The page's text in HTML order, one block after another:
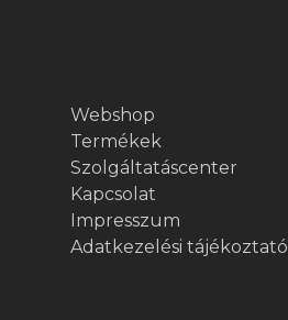
Webshop
Termékek
Szolgáltatáscenter
Kapcsolat
Impresszum
Adatkezelési tájékoztató